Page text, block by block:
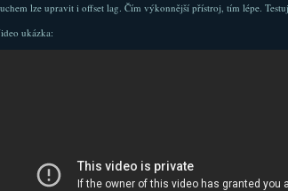
lze upravit i offset lag. Čím výkonnější přístroj, tím lépe.
ukázka: